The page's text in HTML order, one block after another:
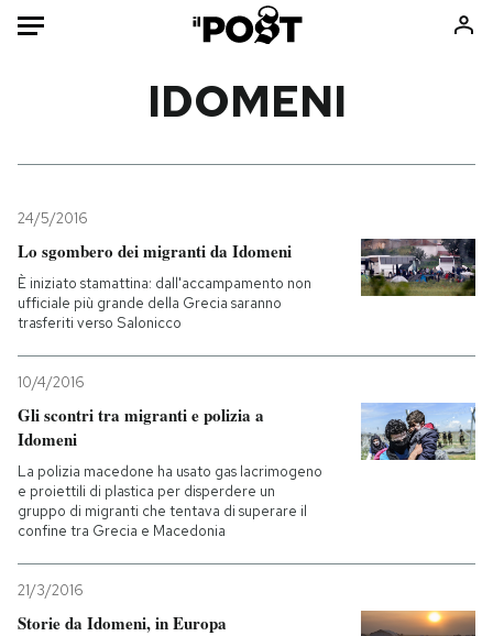
Mondo
Politica
Tecnologia
Internet
Cultura
Economia
Sport
Consumismi
Storie/Idee
Ok Boomer!
Mondiali calcio 2026
PODCAST
IDOMENI
24/5/2016
Lo sgombero dei migranti da Idomeni
È iniziato stamattina: dall'accampamento non
ufficiale più grande della Grecia saranno
trasferiti verso Salonicco
10/4/2016
Gli scontri tra migranti e polizia a
Idomeni
La polizia macedone ha usato gas lacrimogeno
e proiettili di plastica per disperdere un
gruppo di migranti che tentava di superare il
confine tra Grecia e Macedonia
21/3/2016
Storie da Idomeni, in Europa